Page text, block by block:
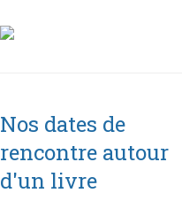
Nos dates de
rencontre autour
d'un livre